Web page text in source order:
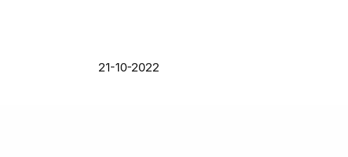
21-10-2022